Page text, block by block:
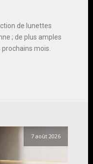
de lunettes
; de plus amples
mois.
7 août 2026